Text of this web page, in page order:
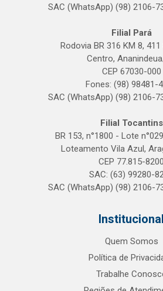
SAC (WhatsApp) (98) 2106-
Filial Pará
Rodovia BR 316 KM 8, 411
Centro,
CEP 67030-000
Fones: (98) 98481-
SAC (WhatsApp) (98) 2106-
Filial Tocantins
BR 153, n°1800 - Lote
Loteamento Vila Azul,
CEP 77.815-8200
SAC: (63) 99280-
SAC (WhatsApp) (98) 2106-
Institucional
Quem Somos
Política de
Trabalhe